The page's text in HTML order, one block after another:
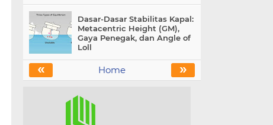
Dasar-Dasar Stabilitas Kapal:
Metacentric Height (GM),
Gaya Penegak, dan Angle of
Loll
« »
Home